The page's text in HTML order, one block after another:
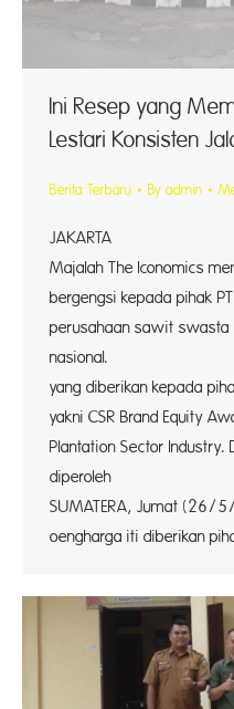
Ini Resep yang
Lestari Konsisten
Berita Terbaru By admin
Majalah The Iconomics
bergengsi kepada pihak
perusahaan sawit swasta
yang diberikan kepada
yakni CSR Brand Equity
Plantation Sector Industry.
SUMATERA, Jumat (26/
oengharga iti diberikan